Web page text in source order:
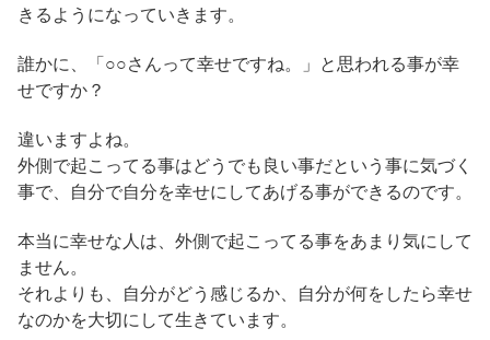
きるようになっていきます。
誰かに、「○○さんって幸せですね。」と思われる事が幸
せですか？
違いますよね。
外側で起こってる事はどうでも良い事だという事に気づく
事で、自分で自分を幸せにしてあげる事ができるのです。
本当に幸せな人は、外側で起こってる事をあまり気にして
ません。
それよりも、自分がどう感じるか、自分が何をしたら幸せ
なのかを大切にして生きています。